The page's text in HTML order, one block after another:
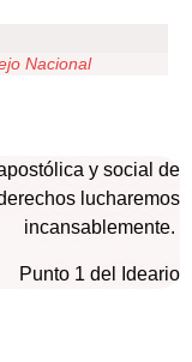
Nacional
y social de
lucharemos
incansablemente.
Punto 1 del Ideario